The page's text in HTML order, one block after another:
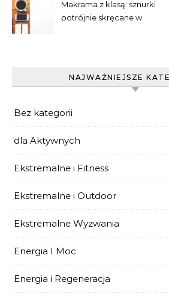
Makrama z klasą: sznurki
potrójnie skręcane w
NAJWAŻNIEJSZE
Bez kategorii
dla Aktywnych
Ekstremalne i Fitness
Ekstremalne i Outdoor
Ekstremalne Wyzwania
Energia I Moc
Energia i Regeneracja